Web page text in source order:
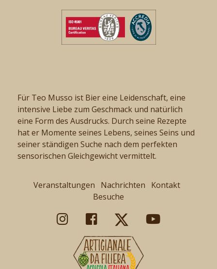
Für Teo Musso ist Bier eine Leidenschaft, eine
intensive Liebe zum Geschmack und natürlich
eine Form des Ausdrucks. Durch seine Rezepte
hat er Momente seines Lebens, seines Seins und
seiner ständigen Suche nach dem perfekten
sensorischen Gleichgewicht vermittelt.
Veranstaltungen Nachrichten
Kontakt
Besuche